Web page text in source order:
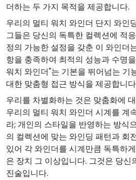
더하는 두 가지 목적을 제공합니다.
우리의 멀티 워치 와인더 단지 와인
그들은 당신의 독특한 컬렉션에 적
정의 가능한 설정을 갖춘 이 와인더
항을 충족하여 최적의 성능과 수명
워치 와인더"는 기본을 뛰어넘는 기
대한 맞춤형 접근 방식을 제공합니
우리를 차별화하는 것은 맞춤화에
우리의 멀티 워치 와인더 시계를 계
라; 개인의 스타일을 반영하는 방식
의 컬렉션에 맞는 와인딩 패턴과 회
있어 각 와인더를 시계만큼 독특하
은 장치 그 이상입니다. 그것은 당신
진술입니다.